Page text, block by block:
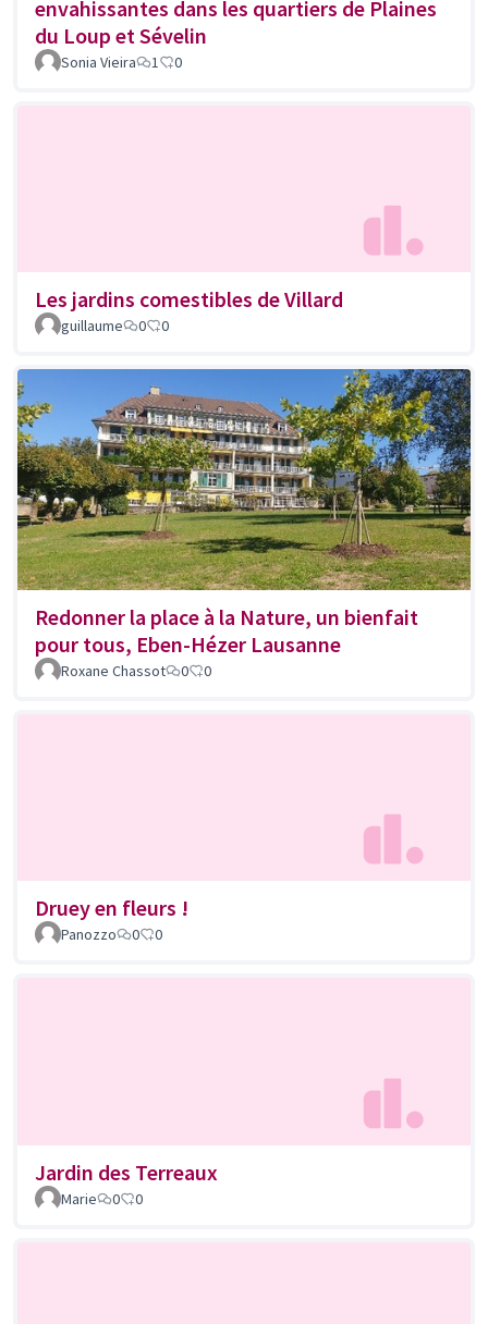
envahissantes dans les quartiers de Plaines
du Loup et Sévelin
Sonia Vieira 1 0
Les jardins comestibles de Villard
guillaume 0 0
Redonner la place à la Nature, un bienfait
pour tous, Eben-Hézer Lausanne
Roxane Chassot 0 0
Druey en fleurs !
Panozzo 0 0
Jardin des Terreaux
Marie 0 0